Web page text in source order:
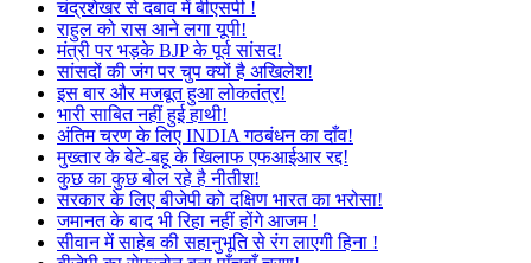
चंद्रशेखर से दबाव में बीएसपी !
राहुल को रास आने लगा यूपी!
मंत्री पर भड़के BJP के पूर्व सांसद!
सांसदों की जंग पर चुप क्यों है अखिलेश!
इस बार और मजबूत हुआ लोकतंत्र!
भारी साबित नहीं हुई हाथी!
अंतिम चरण के लिए INDIA गठबंधन का दाँव!
मुख्तार के बेटे-बहू के खिलाफ एफआईआर रद्द!
कुछ का कुछ बोल रहे है नीतीश!
सरकार के लिए बीजेपी को दक्षिण भारत का भरोसा!
जमानत के बाद भी रिहा नहीं होंगे आजम !
सीवान में साहेब की सहानुभूति से रंग लाएगी हिना !